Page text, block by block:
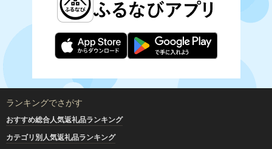
ランキングでさがす
おすすめ総合人気返礼品ランキング
カテゴリ別人気返礼品ランキング